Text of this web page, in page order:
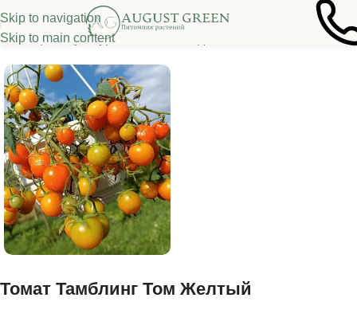
Skip to navigation
Skip to main content
овощных культур/Томаты Каскадные, ампельные томаты
Томат Тамблинг Том Желтый